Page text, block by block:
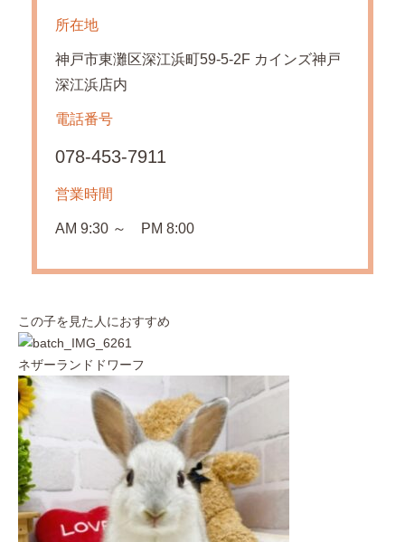
所在地
神戸市東灘区深江浜町59-5-2F カインズ神戸
深江浜店内
電話番号
078-453-7911
営業時間
AM 9:30 ～ PM 8:00
この子を見た人におすすめ
ネザーランドドワーフ